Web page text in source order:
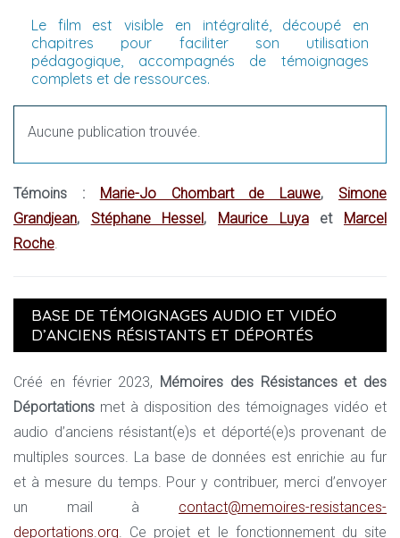
Le film est visible en intégralité, découpé en
chapitres pour faciliter son utilisation
pédagogique, accompagnés de témoignages
complets et de ressources.
Aucune publication trouvée.
Témoins : Marie-Jo Chombart de Lauwe, Simone
Grandjean, Stéphane Hessel, Maurice Luyaet
Marcel
Roche.
BASE DE TÉMOIGNAGES AUDIO ET VIDÉO
D’ANCIENS RÉSISTANTS ET DÉPORTÉS
Créé en février 2023, Mémoires des Résistances et des
Déportations met à disposition des témoignages vidéo et
audio d’anciens résistant(e)s et déporté(e)s provenant de
multiples sources. La base de données est enrichie au fur
et à mesure du temps. Pour y contribuer, merci d’envoyer
un mail à contact@memoires-resistances-
deportations.org. Ce projet et le fonctionnement du site